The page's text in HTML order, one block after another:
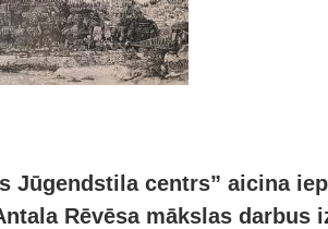
Jūgendstila centrs” aicina
Rēvēsa mākslas darbus